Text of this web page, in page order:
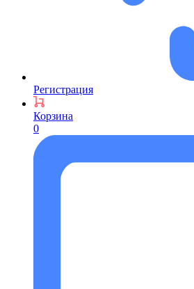
Регистрация
Корзина
0